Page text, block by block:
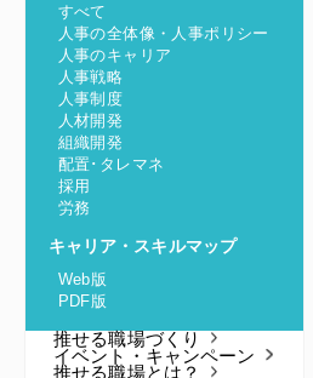
すべて
人事の全体像・人事ポリシー
人事のキャリア
人事戦略
人事制度
人材開発
組織開発
配置･タレマネ
採用
労務
キャリア・スキルマップ
Web版
PDF版
推せる職場づくり
イベント・キャンペーン
推せる職場とは？